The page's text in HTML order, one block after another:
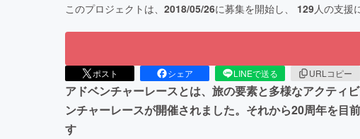
このプロジェクトは、 2018/05/26に募集を開始し、 129人の支援
ポスト シェア LINEで送る URLコピー
アドベンチャーレースとは、旅の要素と多様なアクティ
ンチャーレースが開催されました。それから20周年を目
す